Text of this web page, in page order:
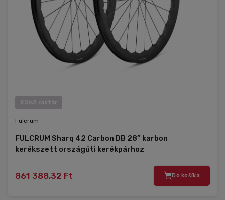
Külső raktár
Fulcrum
FULCRUM Sharq 42 Carbon DB 28” karbon
kerékszett országúti kerékpárhoz
861 388,32 Ft Do košíka